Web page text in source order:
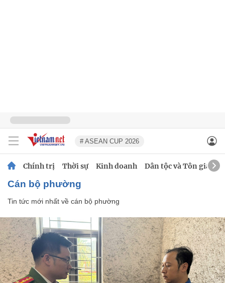
# ASEAN CUP 2026
Chính trị Thời sự Kinh doanh Dân tộc và Tôn giáo
cán bộ phường
Tin tức mới nhất về cán bộ phường